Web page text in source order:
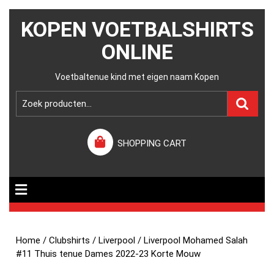
KOPEN VOETBALSHIRTS
ONLINE
Voetbaltenue kind met eigen naam Kopen
SHOPPING CART
Home /Clubshirts /Liverpool / Liverpool Mohamed Salah
#11 Thuis tenue Dames 2022-23 Korte Mouw